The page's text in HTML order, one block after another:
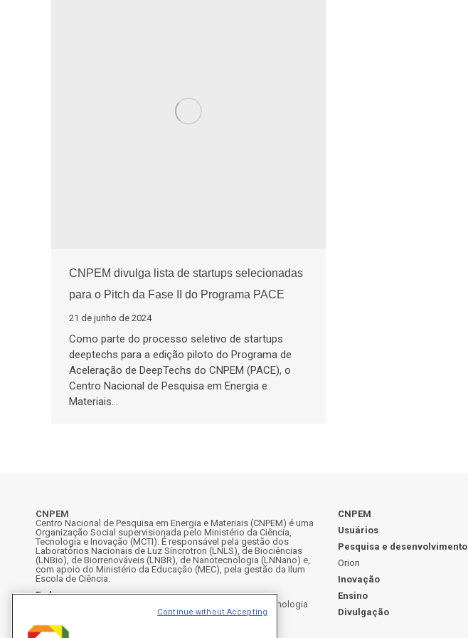
CNPEM divulga lista de startups selecionadas
para o Pitch da Fase II do Programa PACE
21 de junho de 2024
Como parte do processo seletivo de startups
deeptechs para a edição piloto do Programa de
Aceleração de DeepTechs do CNPEM (PACE), o
Centro Nacional de Pesquisa em Energia e
Materiais…
CNPEM
Centro Nacional de Pesquisa em Energia e Materiais (CNPEM) é uma
Organização Social supervisionada pelo Ministério da Ciência,
Tecnologia e Inovação (MCTI). É responsável pela gestão dos
Laboratórios Nacionais de Luz Síncrotron (LNLS), de Biociências
(LNBio), de Biorrenováveis (LNBR), de Nanotecnologia (LNNano) e,
com apoio do Ministério da Educação (MEC), pela gestão da Ilum
Escola de Ciência.
Endereço
Rua Giuseppe Máximo Scolfaro, 10.000 - Polo II de Alta Tecnologia
de Campinas - Campinas/SP, Brasil
CEP 13083-100, Campinas - SP - Telefone: +55 19 3512-1000
CNPEM
Usuários
Pesquisa e desenvolvimento
Orion
Inovação
Ensino
Divulgação
Continue without Accepting